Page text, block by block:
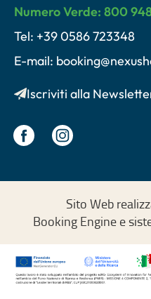
Numero Verde: 800
Tel: +39 0586 723348
E-mail:
Iscriviti alla
Sito Web
Booking Engine e